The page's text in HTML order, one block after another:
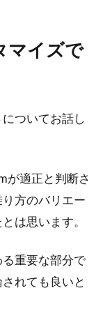
マイズで
ついてお話し
が適正と判断さ
方のバリエー
は思います。
重要な部分で
れても良いと